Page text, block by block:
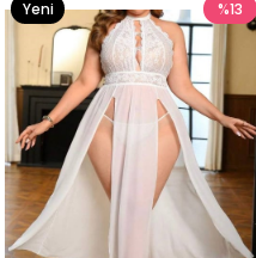
%13
Yeni
Ürün